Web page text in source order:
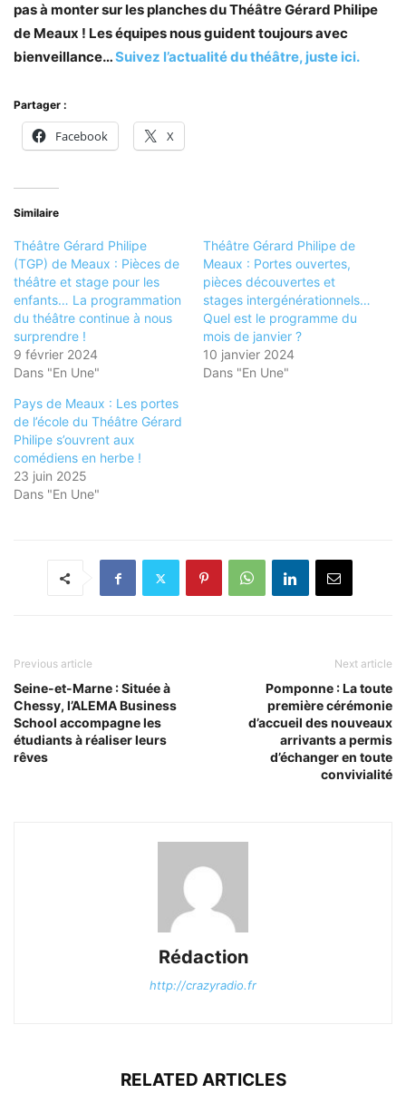
pas à monter sur les planches du Théâtre Gérard Philipe
de Meaux ! Les équipes nous guident toujours avec
bienveillance…Suivez l’actualité du théâtre, juste ici.
Partager :
Facebook X
Similaire
Théâtre Gérard Philipe
(TGP) de Meaux : Pièces de
théâtre et stage pour les
enfants… La programmation
du théâtre continue à nous
surprendre !
9 février 2024
Dans "En Une"
Théâtre Gérard Philipe de
Meaux : Portes ouvertes,
pièces découvertes et
stages intergénérationnels…
Quel est le programme du
mois de janvier ?
10 janvier 2024
Dans "En Une"
Pays de Meaux : Les portes
de l’école du Théâtre Gérard
Philipe s’ouvrent aux
comédiens en herbe !
23 juin 2025
Dans "En Une"
Previous article
Seine-et-Marne : Située à
Chessy, l’ALEMA Business
School accompagne les
étudiants à réaliser leurs
rêves
Next article
Pomponne : La toute
première cérémonie
d’accueil des nouveaux
arrivants a permis
d’échanger en toute
convivialité
Rédaction
http://crazyradio.fr
RELATED ARTICLES